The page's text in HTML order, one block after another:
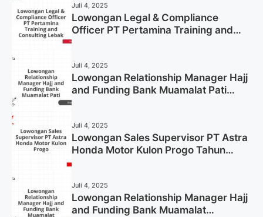
Juli 4, 2025
Lowongan Legal & Compliance
Officer PT Pertamina Training and
Juli 4, 2025
Lowongan Relationship Manager Hajj
and Funding Bank Muamalat Pati
Juli 4, 2025
Lowongan Sales Supervisor PT Astra
Honda Motor Kulon Progo Tahun
Juli 4, 2025
Lowongan Relationship Manager Hajj
and Funding Bank Muamalat